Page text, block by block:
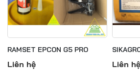
RAMSET EPCON G5 PRO
Liên hệ Liên hệ